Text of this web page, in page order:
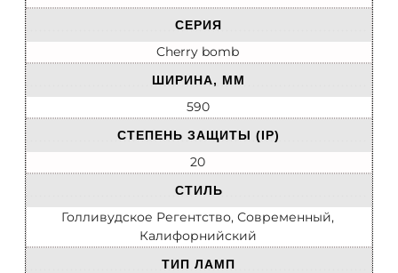
СЕРИЯ
Cherry bomb
ШИРИНА, ММ
590
СТЕПЕНЬ ЗАЩИТЫ (IP)
20
СТИЛЬ
Голливудское Регентство, Современный,
Калифорнийский
ТИП ЛАМП